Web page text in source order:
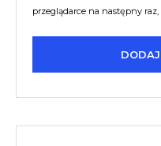
przeglądarce na następny